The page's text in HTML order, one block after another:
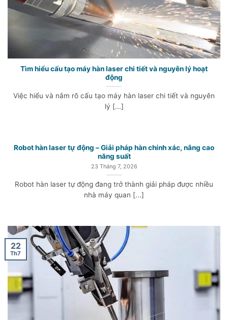
Tìm hiểu cấu tạo máy hàn laser chi tiết và nguyên lý hoạt
động
Việc hiểu và nắm rõ cấu tạo máy hàn laser chi tiết và nguyên
lý [...]
Robot hàn laser tự động – Giải pháp hàn chính xác, nâng cao
năng suất
23 Tháng 7, 2026
Robot hàn laser tự động đang trở thành giải pháp được nhiều
nhà máy quan [...]
22
Th7